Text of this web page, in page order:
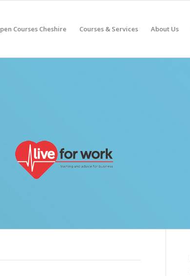
Courses Cheshire Courses & Services About Us